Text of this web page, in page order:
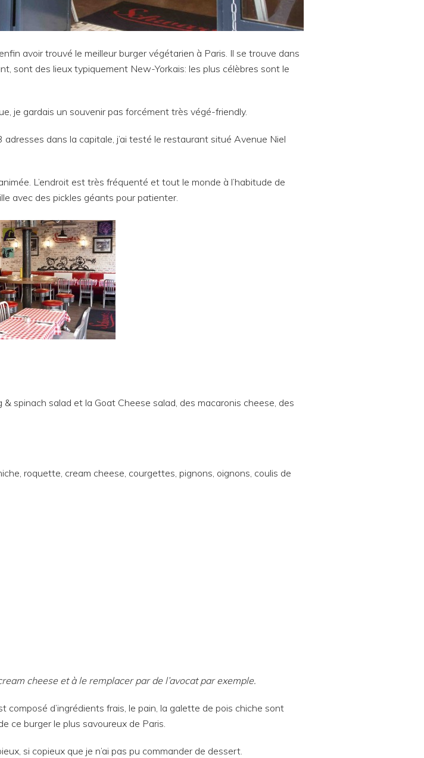
avoir trouvé le meilleur burger végétarien à Paris. Il se trouve dans
sont des lieux typiquement New-Yorkais: les plus célèbres sont le
je gardais un souvenir pas forcément très végé-friendly.
adresses dans la capitale, j’ai testé le restaurant situé Avenue Niel
L’endroit est très fréquenté et tout le monde à l’habitude de
avec des pickles géants pour patienter.
spinach salad et la Goat Cheese salad, des macaronis cheese, des
roquette, cream cheese, courgettes, pignons, oignons, coulis de
cheese et à le remplacer par de l’avocat par exemple.
d’ingrédients frais, le pain, la galette de pois chiche sont
ce burger le plus savoureux de Paris.
si copieux que je n’ai pas pu commander de dessert.